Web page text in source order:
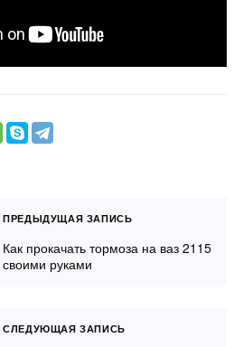
ПРЕДЫДУЩАЯ ЗАПИСЬ
Как прокачать тормоза на ваз 2115
своими руками
СЛЕДУЮЩАЯ ЗАПИСЬ